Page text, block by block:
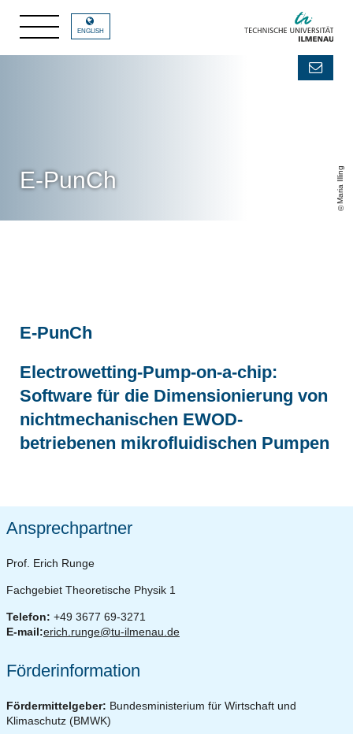
Maria Illing
ENGLISH
E-PunCh
E-PunCh
Electrowetting-Pump-on-a-chip:
Software für die Dimensionierung von
nichtmechanischen EWOD-
betriebenen mikrofluidischen Pumpen
Ansprechpartner
Prof. Erich Runge
Fachgebiet Theoretische Physik 1
Telefon: +49 3677 69-3271
E-mail:erich.runge@tu-ilmenau.de
Förderinformation
Fördermittelgeber: Bundesministerium für Wirtschaft und
Klimaschutz (BMWK)